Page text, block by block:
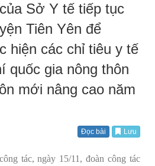
Sở Y tế tiếp tục
Tiên Yên để
hiện các chỉ tiêu y tế
quốc gia nông thôn
mới nâng cao năm
Đọc bài Lưu
tác, ngày 15/11, đoàn công tác